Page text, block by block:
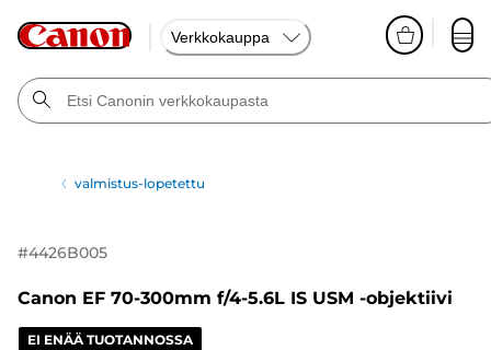
Verkkokauppa
valmistus-lopetettu
#4426B005
Canon EF 70-300mm f/4-5.6L IS USM -objektiivi
EI ENÄÄ TUOTANNOSSA